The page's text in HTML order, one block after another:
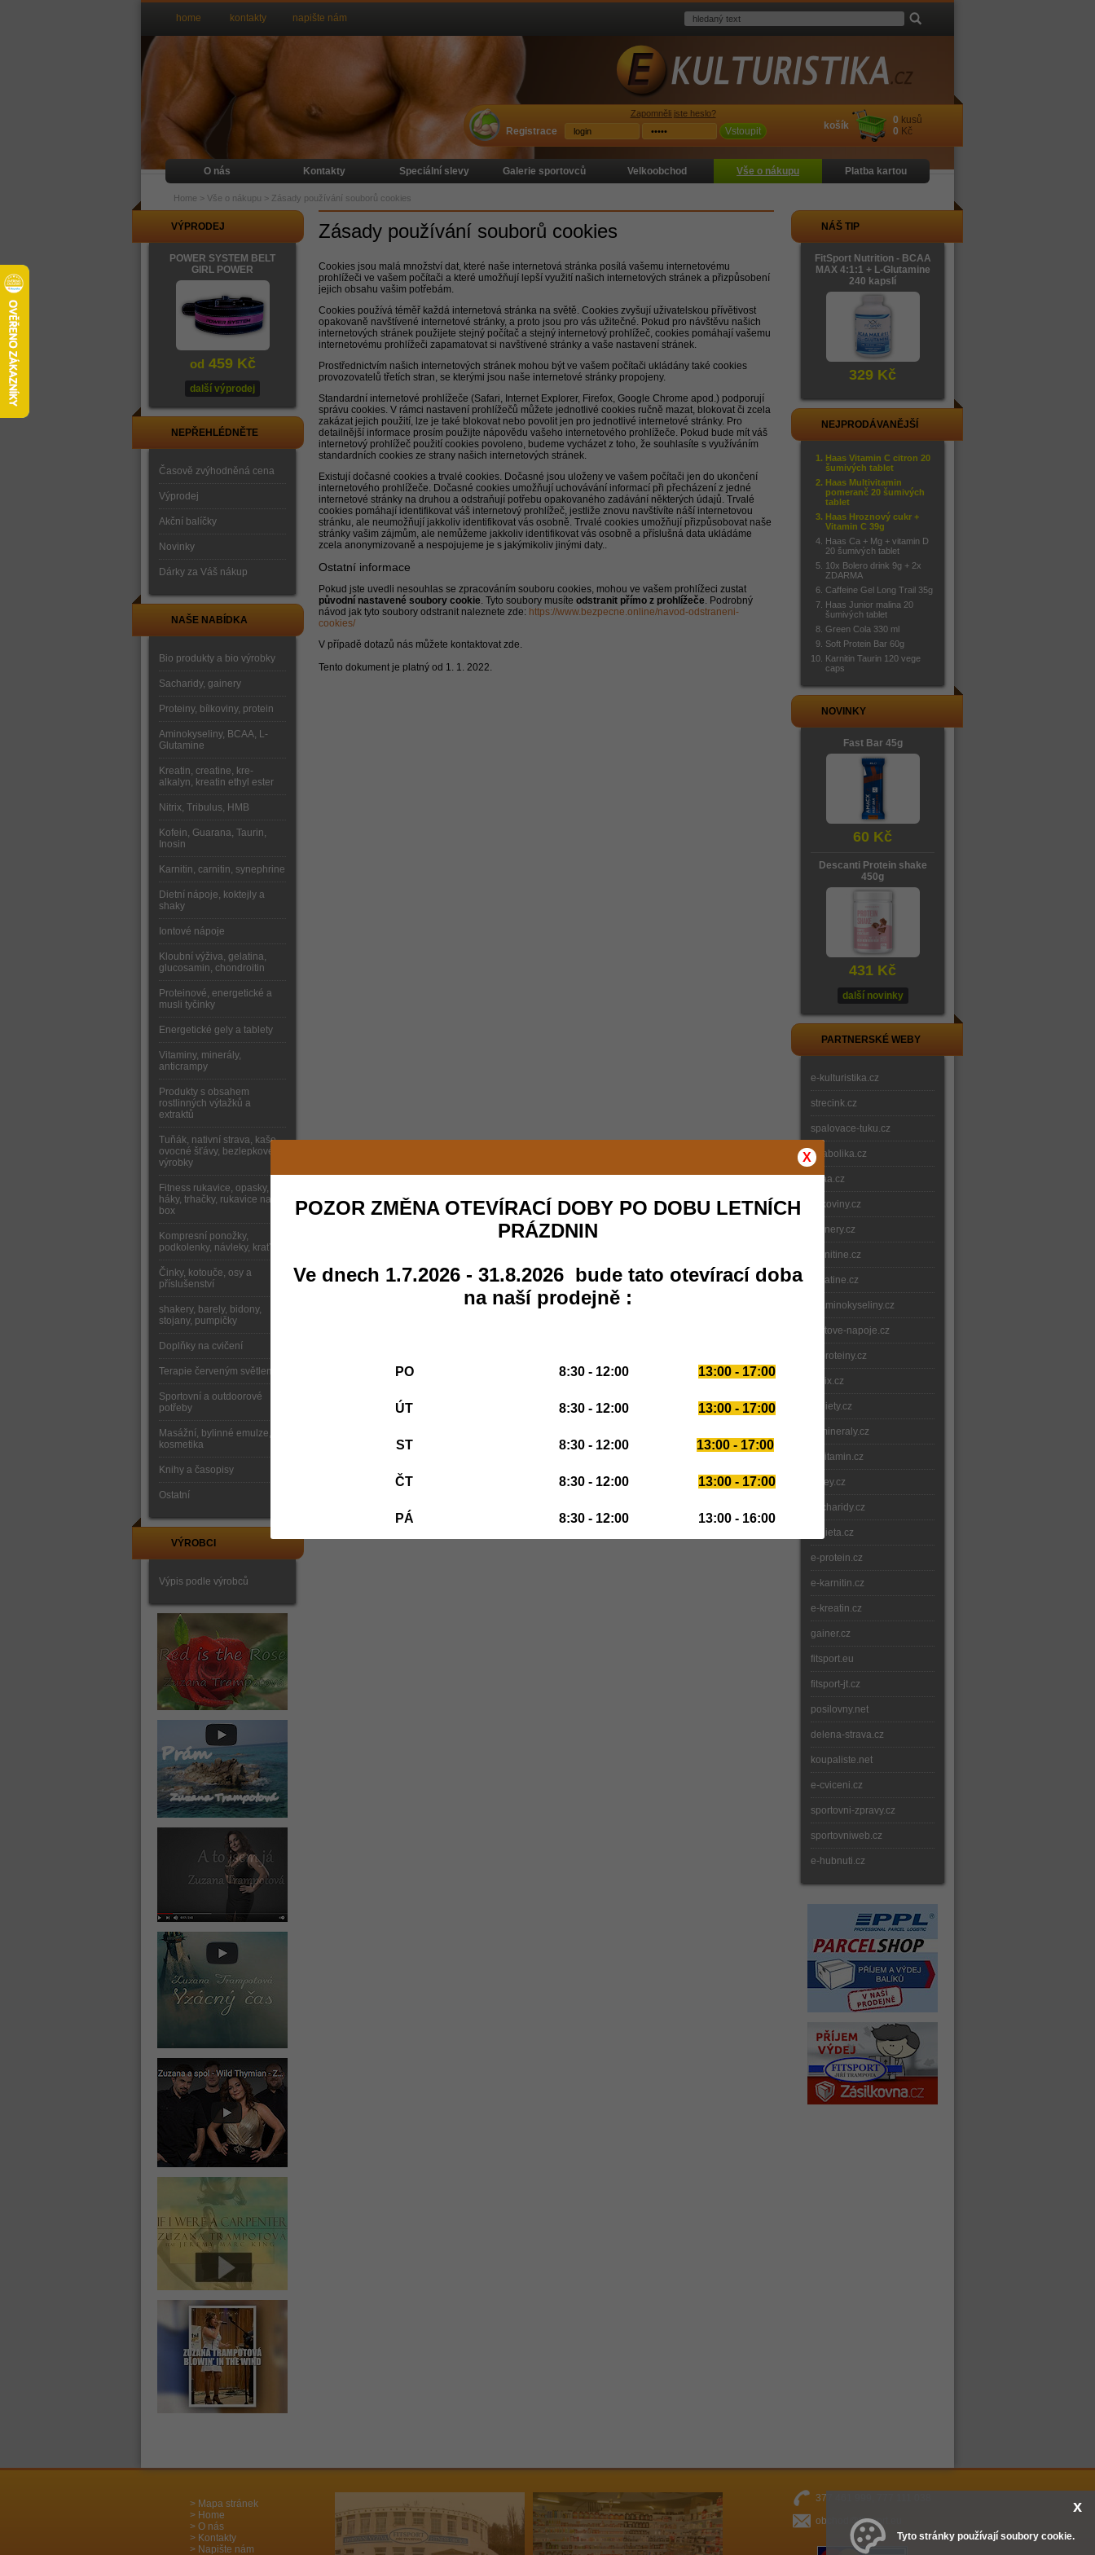
Zásady používání souborů cookies
Cookies jsou malá množství dat, které naše internetová stránka posílá vašemu internetovému
prohlížeči ve vašem počítači a které umožňují lepší využití našich internetových stránek a přizpůsobení
jejich obsahu vašim potřebám.
Cookies používá téměř každá internetová stránka na světě. Cookies zvyšují uživatelskou přívětivost
opakovaně navštívené internetové stránky, a proto jsou pro vás užitečné. Pokud pro návštěvu našich
internetových stránek použijete stejný počítač a stejný internetový prohlížeč, cookies pomáhají vašemu
internetovému prohlížeči zapamatovat si navštívené stránky a vaše nastavení stránek.
Prostřednictvím našich internetových stránek mohou být ve vašem počítači ukládány také cookies
provozovatelů třetích stran, se kterými jsou naše internetové stránky propojeny.
Standardní internetové prohlížeče (Safari, Internet Explorer, Firefox, Google Chrome apod.) podporují
správu cookies. V rámci nastavení prohlížečů můžete jednotlivé cookies ručně mazat, blokovat či zcela
zakázat jejich použití, lze je také blokovat nebo povolit jen pro jednotlivé internetové stránky. Pro
detailnější informace prosím použijte nápovědu vašeho internetového prohlížeče. Pokud bude mít váš
internetový prohlížeč použití cookies povoleno, budeme vycházet z toho, že souhlasíte s využíváním
standardních cookies ze strany našich internetových stránek.
Existují dočasné cookies a trvalé cookies. Dočasné jsou uloženy ve vašem počítači jen do ukončení
internetového prohlížeče. Dočasné cookies umožňují uchovávání informací při přecházení z jedné
internetové stránky na druhou a odstraňují potřebu opakovaného zadávání některých údajů. Trvalé
cookies pomáhají identifikovat váš internetový prohlížeč, jestliže znovu navštívíte náší internetovou
stránku, ale neumožňují jakkoliv identifikovat vás osobně. Trvalé cookies umožňují přizpůsobovat naše
stránky vašim zájmům, ale nemůžeme jakkoliv identifikovat vás osobně a příslušná data ukládáme
zcela anonymizovaně a nespojujeme je s jakýmikoliv jinými daty..
Ostatní informace
Pokud jste uvedli nesouhlas se zpracováním souboru cookies, mohou ve vašem prohlížeci zustat
původní nastavené soubory cookie. Tyto soubory musíte odstranit přímo z prohlížeče. Podrobný
návod jak tyto soubory odstranit naleznete zde: https://www.bezpecne.online/navod-odstraneni-
cookies/
V případě dotazů nás můžete kontaktovat zde.
Tento dokument je platný od 1. 1. 2022.
VÝPRODEJ
POWER SYSTEM BELT
GIRL POWER
od 459 Kč
další výprodej
NEPŘEHLÉDNĚTE
Časově zvýhodněná cena
Výprodej
Akční balíčky
Novinky
Dárky za Váš nákup
NAŠE NABÍDKA
Bio produkty a bio výrobky
Sacharidy, gainery
Proteiny, bílkoviny, protein
Aminokyseliny, BCAA, L-
Glutamine
Kreatin, creatine, kre-
alkalyn, kreatin ethyl ester
Nitrix, Tribulus, HMB
Kofein, Guarana, Taurin,
Inosin
Karnitin, carnitin, synephrine
Dietní nápoje, koktejly a
shaky
Iontové nápoje
Kloubní výživa, gelatina,
glucosamin, chondroitin
Proteinové, energetické a
musli tyčinky
Energetické gely a tablety
Vitaminy, minerály,
anticrampy
Produkty s obsahem
rostlinných výtažků a
extraktů
Tuňák, nativní strava, kaše,
ovocné šťávy, bezlepkové
výrobky
Fitness rukavice, opasky,
háky, trhačky, rukavice na
box
Kompresní ponožky,
podkolenky, návleky, kraťasy
Činky, kotouče, osy a
příslušenství
shakery, barely, bidony,
stojany, pumpičky
Doplňky na cvičení
Terapie červeným světlem
Sportovní a outdoorové
potřeby
Masážní, bylinné emulze,
kosmetika
Knihy a časopisy
Ostatní
VÝROBCI
Výpis podle výrobců
NÁŠ TIP
FitSport Nutrition - BCAA
MAX 4:1:1 + L-Glutamine
240 kapslí
329 Kč
NEJPRODÁVANĚJŠÍ
Haas Vitamin C citron 20
šumivých tablet
Haas Multivitamin
pomeranč 20 šumivých
tablet
Haas Hroznový cukr +
Vitamin C 39g
Haas Ca + Mg + vitamin D
20 šumivých tablet
10x Bolero drink 9g + 2x
ZDARMA
Caffeine Gel Long Trail 35g
Haas Junior malina 20
šumivých tablet
Green Cola 330 ml
Soft Protein Bar 60g
Karnitin Taurin 120 vege
caps
NOVINKY
Fast Bar 45g
60 Kč
Descanti Protein shake
450g
431 Kč
další novinky
PARTNERSKÉ WEBY
e-kulturistika.cz
strecink.cz
spalovace-tuku.cz
anabolika.cz
bcaa.cz
bilkoviny.cz
gainery.cz
carnitine.cz
creatine.cz
e-aminokyseliny.cz
iontove-napoje.cz
e-proteiny.cz
nitrix.cz
e-diety.cz
e-mineraly.cz
e-vitamin.cz
whey.cz
sacharidy.cz
e-dieta.cz
e-protein.cz
e-karnitin.cz
e-kreatin.cz
gainer.cz
fitsport.eu
fitsport-jt.cz
posilovny.net
delena-strava.cz
koupaliste.net
e-cviceni.cz
sportovni-zpravy.cz
sportovniweb.cz
e-hubnuti.cz
home kontakty napište nám
O nás Kontakty Speciální slevy Galerie sportovců Velkoobchod Vše o nákupu Platba kartou
Home > Vše o nákupu > Zásady používání souborů cookies
košík 0 kusů
0 Kč
Registrace
Zapomněli jste heslo?
Vstoupit
Mapa stránek
Home
O nás
Kontakty
Napište nám
377 461 999, 777 111 038
obchod@fitsport.eu
X
POZOR ZMĚNA OTEVÍRACÍ DOBY PO DOBU LETNÍCH
PRÁZDNIN
Ve dnech 1.7.2026 - 31.8.2026 bude tato otevírací doba
na naší prodejně :
PO 8:30 - 12:00 13:00 - 17:00
ÚT 8:30 - 12:00 13:00 - 17:00
ST 8:30 - 12:00 13:00 - 17:00
ČT 8:30 - 12:00 13:00 - 17:00
PÁ 8:30 - 12:00 13:00 - 16:00
x
Tyto stránky používají soubory cookie.